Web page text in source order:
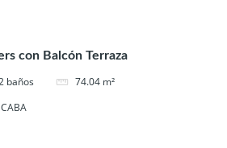
con Balcón Terraza
baños 74.04 m²